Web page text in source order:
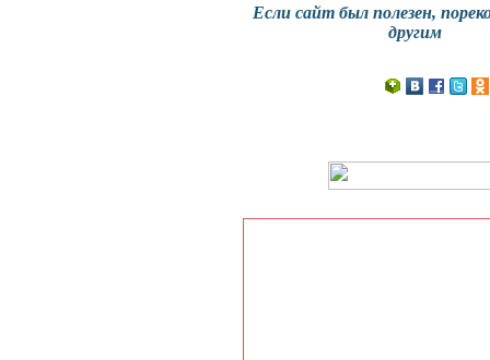
Если сайт был полезен,
другим